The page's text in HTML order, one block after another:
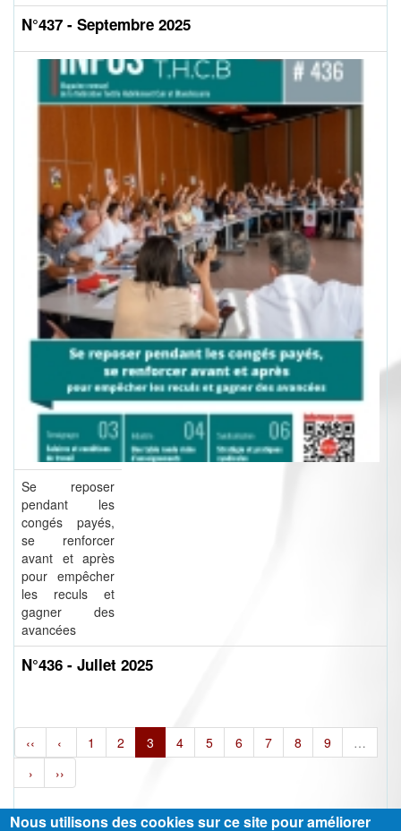
N°437 - Septembre 2025
Se reposer
pendant les
congés payés,
se renforcer
avant et après
pour empêcher
les reculs et
gagner des
avancées
N°436 - Jullet 2025
‹‹ ‹ 1 2 3 4 5 6 7 8 9
…
›
››
Nous utilisons des cookies sur ce site pour améliorer